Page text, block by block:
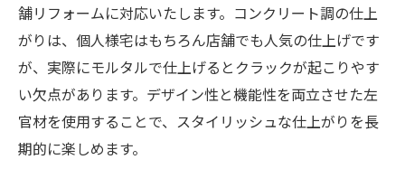
舗リフォームに対応いたします。コンクリート調の仕上
がりは、個人様宅はもちろん店舗でも人気の仕上げです
が、実際にモルタルで仕上げるとクラックが起こりやす
い欠点があります。デザイン性と機能性を両立させた左
官材を使用することで、スタイリッシュな仕上がりを長
期的に楽しめます。